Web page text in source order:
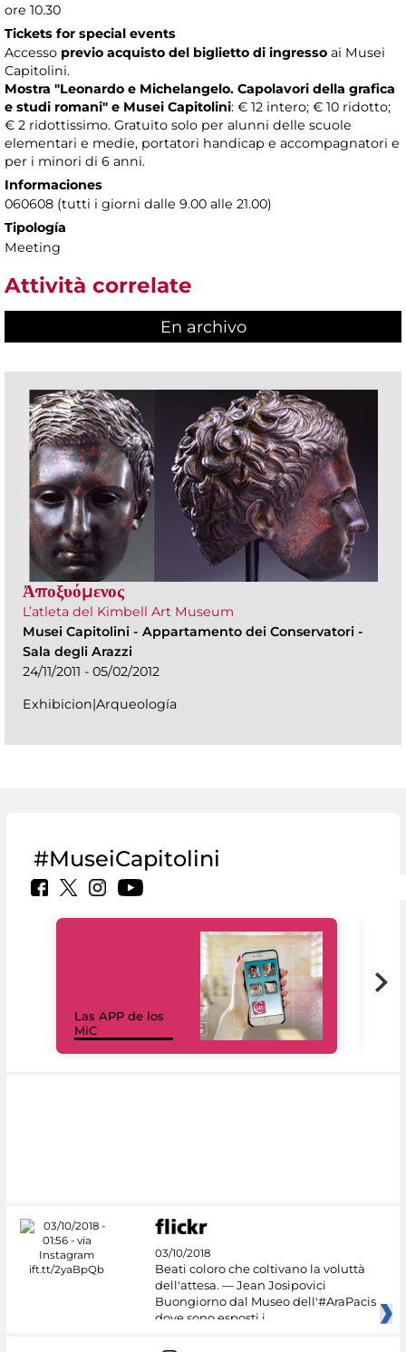
ore 10.30
Tickets for special events
Accesso previo acquisto del biglietto di ingresso ai Musei
Capitolini.
Mostra "Leonardo e Michelangelo. Capolavori della grafica
e studi romani" e Musei Capitolini: € 12 intero; € 10 ridotto;
€ 2 ridottissimo. Gratuito solo per alunni delle scuole
elementari e medie, portatori handicap e accompagnatori e
per i minori di 6 anni.
Informaciones
060608 (tutti i giorni dalle 9.00 alle 21.00)
Tipología
Meeting
Attività correlate
En archivo
Ἀποξυόμενος
L’atleta del Kimbell Art Museum
Musei Capitolini - Appartamento dei Conservatori -
Sala degli Arazzi
24/11/2011 - 05/02/2012
Exhibicion|Arqueología
#MuseiCapitolini
Las APP de los
MiC
03/10/2018
Beati coloro che coltivano la voluttà
dell'attesa. — Jean Josipovici
Buongiorno dal Museo dell'#AraPacis
dove sono esposti i